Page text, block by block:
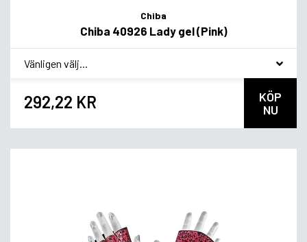
Chiba
Chiba 40926 Lady gel (Pink)
* Smakvariant
292,22 KR
KÖP
NU